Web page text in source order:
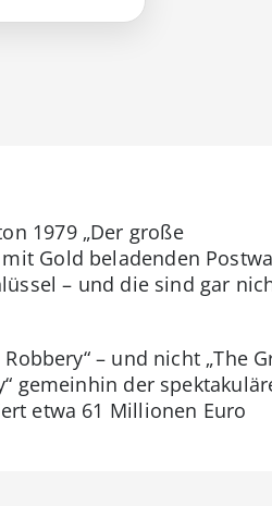
1979 „Der große
Gold beladenden
– und die sind gar
– und nicht „The
gemeinhin der
etwa 61 Millionen Euro